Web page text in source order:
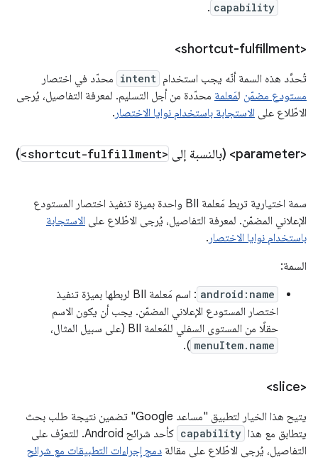
capability
.
<shortcut-fulfillment>
تُحدِّد هذه السمة أنّه يجب استخدام intent محدّد في اختصار
مستودع مضمّن لمَعلمة محدّدة من أجل التسليم. لمعرفة التفاصيل، يُرجى
الاطّلاع على الاستجابة باستخدام نوايا الاختصار .
<parameter> (بالنسبة إلى <shortcut-fulfillment>
)
سمة اختيارية تربط مَعلمة BII واحدة بميزة تنفيذ اختصار المستودع
الإعلاني المضمّن. لمعرفة التفاصيل، يُرجى الاطّلاع على الاستجابة
باستخدام نوايا الاختصار .
السمة:
android:name
: اسم مَعلمة BII لربطها بميزة تنفيذ
اختصار المستودع الإعلاني المضمّن. يجب أن يكون الاسم
حقلًا من المستوى السفلي للمَعلمة BII (على سبيل المثال،
menuItem.name
).
<slice>
يتيح هذا الخيار لتطبيق "مساعد Google" تضمين نتيجة طلب بحث
يتطابق مع هذا capability
كأحد شرائح Android. للتعرّف على
التفاصيل، يُرجى الاطّلاع على مقالة دمج إجراءات التطبيقات مع شرائح